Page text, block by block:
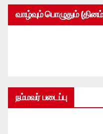
வாழ்வும் பொழுதும்
நம்மவர் படைப்பு